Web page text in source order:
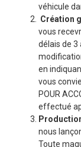
véhicule
Création
vous
délais de 3
en
vous
POUR
effectué
nous
Toute